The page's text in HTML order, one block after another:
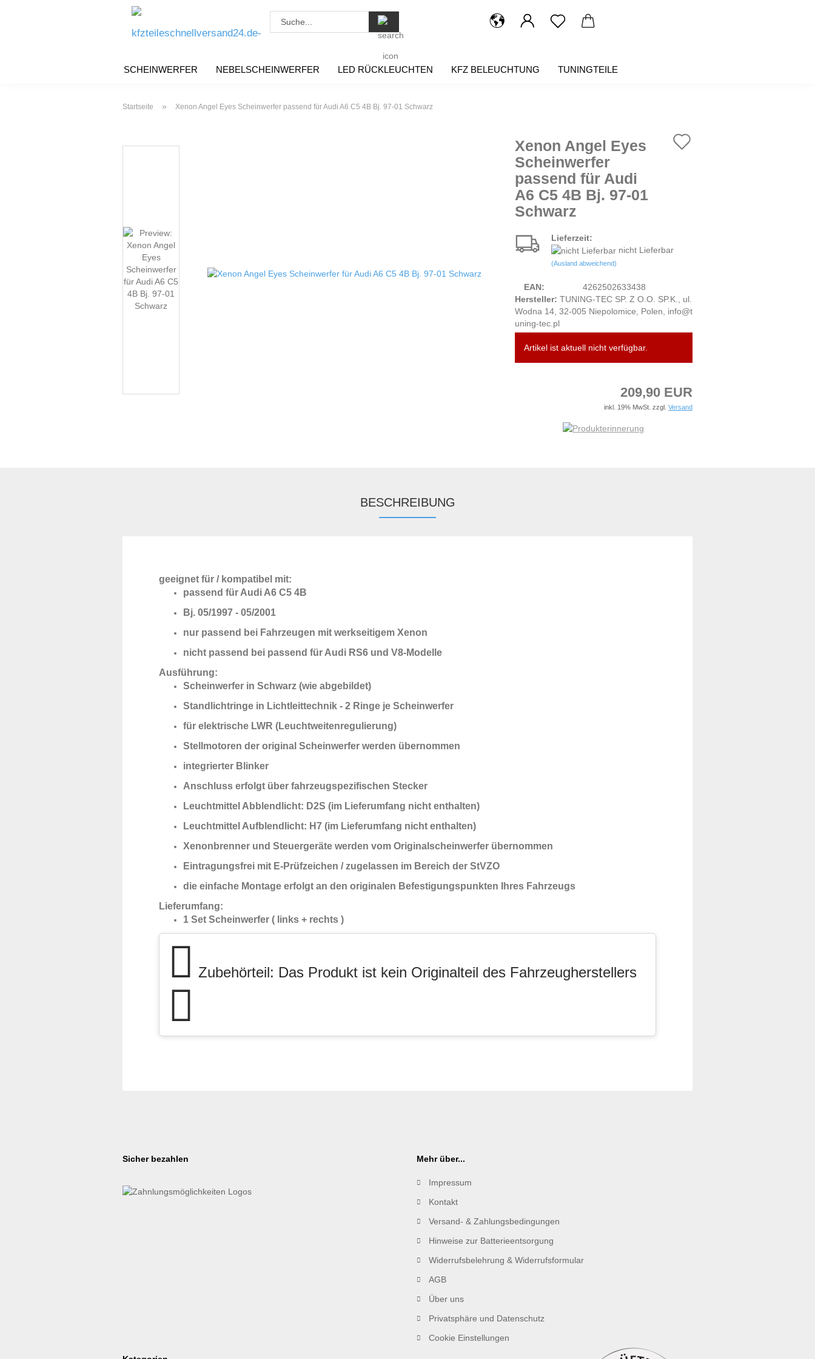
SCHEINWERFER NEBELSCHEINWERFER LED RÜCKLEUCHTEN KFZ BELEUCHTUNG TUNINGTEILE
Startseite » Xenon Angel Eyes Scheinwerfer passend für Audi A6 C5 4B Bj. 97-01 Schwarz
Xenon Angel Eyes
Scheinwerfer
passend für Audi
A6 C5 4B Bj. 97-01
Schwarz
Lieferzeit:
nicht Lieferbar
(Ausland abweichend)
EAN:
4262502633438
Hersteller: TUNING-TEC SP. Z O.O. SP.K., ul.
Wodna 14, 32-005 Niepolomice, Polen, info@t
uning-tec.pl
Artikel ist aktuell nicht verfügbar.
209,90 EUR
inkl. 19% MwSt. zzgl. Versand
BESCHREIBUNG
geeignet für / kompatibel mit:
passend für Audi A6 C5 4B
Bj. 05/1997 - 05/2001
nur passend bei Fahrzeugen mit werkseitigem Xenon
nicht passend bei passend für Audi RS6 und V8-Modelle
Ausführung:
Scheinwerfer in Schwarz (wie abgebildet)
Standlichtringe in Lichtleittechnik - 2 Ringe je Scheinwerfer
für elektrische LWR (Leuchtweitenregulierung)
Stellmotoren der original Scheinwerfer werden übernommen
integrierter Blinker
Anschluss erfolgt über fahrzeugspezifischen Stecker
Leuchtmittel Abblendlicht: D2S (im Lieferumfang nicht enthalten)
Leuchtmittel Aufblendlicht: H7 (im Lieferumfang nicht enthalten)
Xenonbrenner und Steuergeräte werden vom Originalscheinwerfer übernommen
Eintragungsfrei mit E-Prüfzeichen / zugelassen im Bereich der StVZO
die einfache Montage erfolgt an den originalen Befestigungspunkten Ihres Fahrzeugs
Lieferumfang:
1 Set Scheinwerfer ( links + rechts )
Zubehörteil: Das Produkt ist kein Originalteil des Fahrzeugherstellers
Sicher bezahlen Mehr über...
Impressum
Kontakt
Versand- & Zahlungsbedingungen
Hinweise zur Batterieentsorgung
Widerrufsbelehrung & Widerrufsformular
AGB
Über uns
Privatsphäre und Datenschutz
Cookie Einstellungen